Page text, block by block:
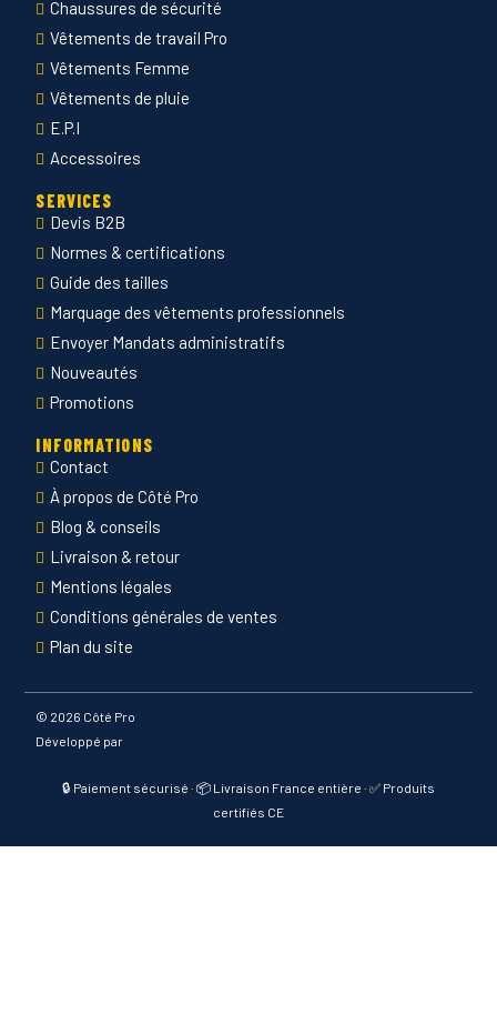
Chaussures de sécurité
Vêtements de travail Pro
Vêtements Femme
Vêtements de pluie
E.P.I
Accessoires
SERVICES
Devis B2B
Normes & certifications
Guide des tailles
Marquage des vêtements professionnels
Envoyer Mandats administratifs
Nouveautés
Promotions
INFORMATIONS
Contact
À propos de Côté Pro
Blog & conseils
Livraison & retour
Mentions légales
Conditions générales de ventes
Plan du site
© 2026 Côté Pro
Développé par
🔒 Paiement sécurisé · 📦 Livraison France entière · ✅ Produits
certifiés CE